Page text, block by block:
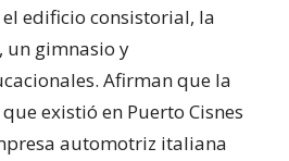
edificio consistorial, la
gimnasio y
Afirman que la
existió en Puerto Cisnes
automotriz italiana